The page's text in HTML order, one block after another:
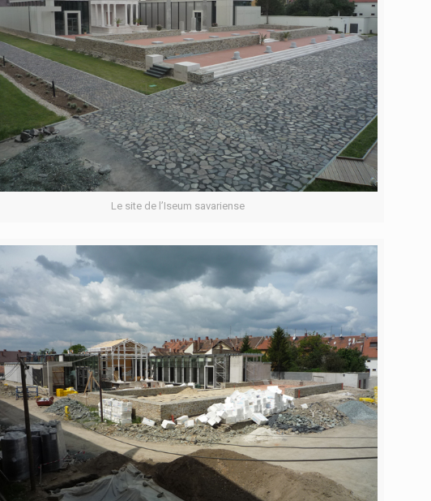
Le site de l’Iseum savariense